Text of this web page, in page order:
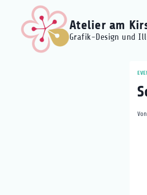
springen
Atelier am
Grafik-Design und
Von